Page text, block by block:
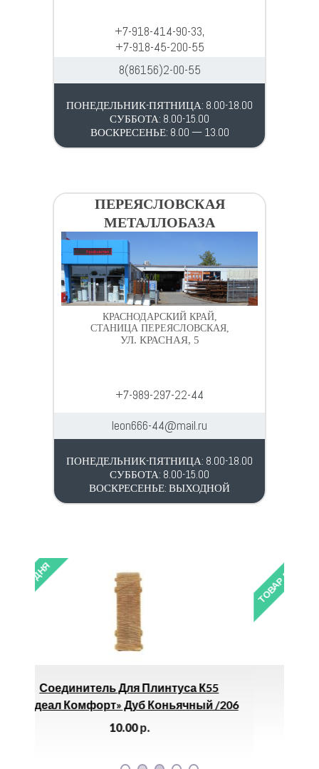
+7-918-414-90-33,
+7-918-45-200-55
8(86156)2-00-55
ПОНЕДЕЛЬНИК-ПЯТНИЦА: 8.00-18.00
СУББОТА: 8.00-15.00
ВОСКРЕСЕНЬЕ: 8.00 — 13.00
ПЕРЕЯСЛОВСКАЯ
МЕТАЛЛОБАЗА
КРАСНОДАРСКИЙ КРАЙ,
СТАНИЦА ПЕРЕЯСЛОВСКАЯ,
УЛ. КРАСНАЯ, 5
+7-989-297-22-44
leon666-44@mail.ru
ПОНЕДЕЛЬНИК-ПЯТНИЦА: 8.00-18.00
СУББОТА: 8.00-15.00
ВОСКРЕСЕНЬЕ: ВЫХОДНОЙ
К55
/206
ТОВАР ДНЯ
Бур SDS 6х210мм Дер Мастер
60.00р.